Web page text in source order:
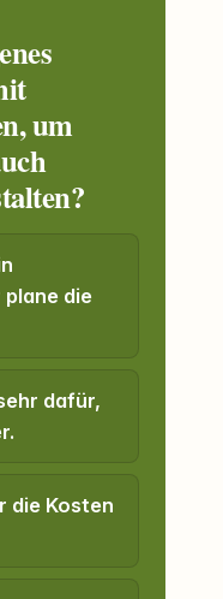
um
die
dafür,
die Kosten